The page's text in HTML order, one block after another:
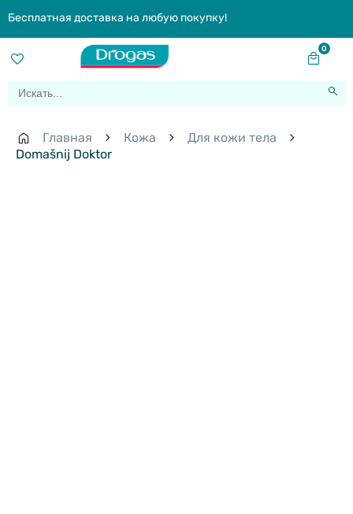
Бесплатная доставка на любую покупку!
0
Главная Кожа
Для кожи тела
Domašnij Doktor